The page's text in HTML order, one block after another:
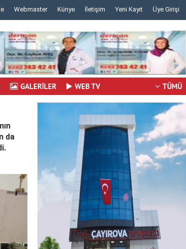
Webmaster Künye İletişim Yeni Kayıt Üye Girişi
GALERİLER WEB TV TÜMÜ
da